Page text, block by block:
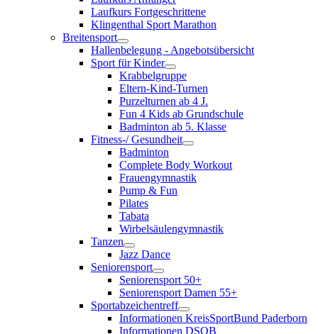
Laufkurs Fortgeschrittene
Klingenthal Sport Marathon
Breitensport
Hallenbelegung - Angebotsübersicht
Sport für Kinder
Krabbelgruppe
Eltern-Kind-Turnen
Purzelturnen ab 4 J.
Fun 4 Kids ab Grundschule
Badminton ab 5. Klasse
Fitness-/ Gesundheit
Badminton
Complete Body Workout
Frauengymnastik
Pump & Fun
Pilates
Tabata
Wirbelsäulengymnastik
Tanzen
Jazz Dance
Seniorensport
Seniorensport 50+
Seniorensport Damen 55+
Sportabzeichentreff
Informationen KreisSportBund Paderborn
Informationen DSOB